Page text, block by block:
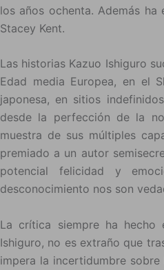
los años ochenta. Además
Stacey Kent.
Las historias Kazuo Ishiguro
Edad media Europea, en el
japonesa, en sitios
desde la perfección de la
muestra de sus múltiples
premiado a un autor
potencial felicidad y
desconocimiento nos son
La crítica siempre ha hecho
Ishiguro, no es extraño que
impera la incertidumbre